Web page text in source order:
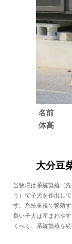
名前
体高
大分豆
当牧場は系統繁殖（
う）で子犬を作出し
す。系統重視で繁殖
良い子犬は産まれや
くべく、系統繁殖を続